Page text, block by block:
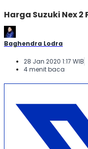
Harga Suzuki Nex
Baghendra Lodra
28 Jan 2020 1:17 WIB
4 menit baca